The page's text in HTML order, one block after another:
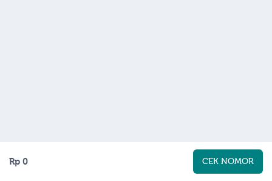
Rp 0 CEK NOMOR